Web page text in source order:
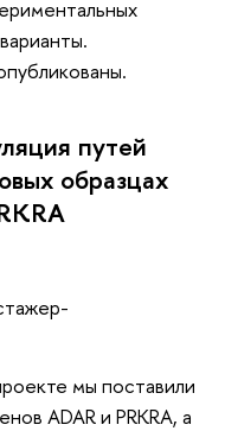
путей
образцах
мы поставили
ADAR и PRKRA, а